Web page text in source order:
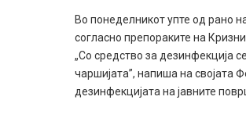
Во понеделникот упте од рано
согласно препораките на
„Со средство за дезинфекција
чаршијата”, напиша на својата
дезинфекцијата на јавните